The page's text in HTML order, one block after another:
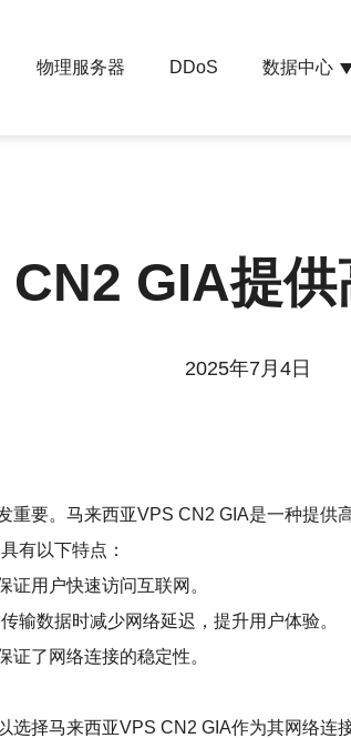
物理服务器 DDoS 数据中心
GIA提
2025年7月4日
要。马来西亚VPS CN2 GIA是一种提供
有以下特点：
用户快速访问互联网。
输数据时减少网络延迟，提升用户体验。
了网络连接的稳定性。
择马来西亚VPS CN2 GIA作为其网络连接